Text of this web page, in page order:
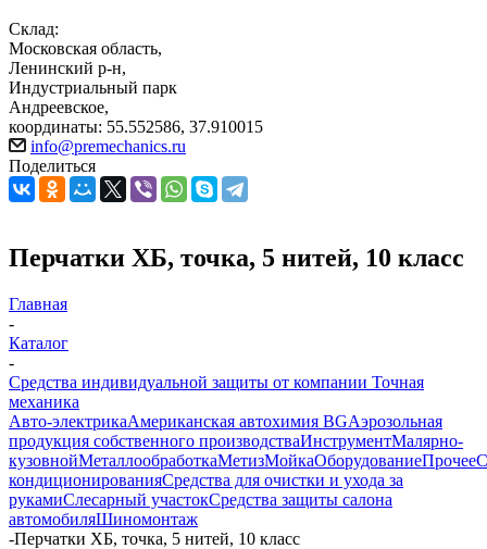
Склад:
Московская область,
Ленинский р-н,
Индустриальный парк
Андреевское,
координаты: 55.552586, 37.910015
info@premechanics.ru
Поделиться
Перчатки ХБ, точка, 5 нитей, 10 класс
Главная
-
Каталог
-
Средства индивидуальной защиты от компании Точная
механика
Авто-электрикаАмериканская автохимия BGАэрозольная
продукция собственного производстваИнструментМалярно-
кузовнойМеталлообработкаМетизМойкаОборудованиеПрочее
кондиционированияСредства для очистки и ухода за
рукамиСлесарный участокСредства защиты салона
автомобиляШиномонтаж
-Перчатки ХБ, точка, 5 нитей, 10 класс